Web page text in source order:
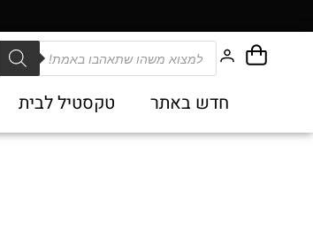
חדש באתר
טקסטיל לבית